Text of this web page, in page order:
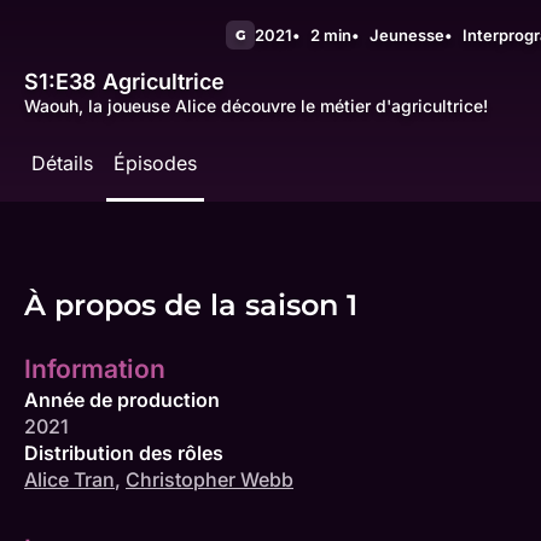
G 2021 2 min Jeunesse
S1:E38 Agricultrice
Waouh, la joueuse Alice découvre le métier d'agricultrice!
Détails Épisodes
À propos de la saison 1
Information
Année de production
2021
Distribution des rôles
Alice Tran, Christopher Webb